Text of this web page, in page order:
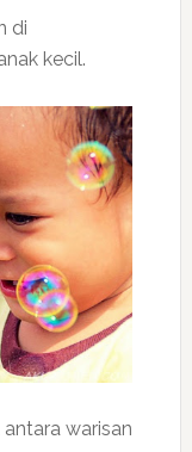
di
kecil.
warisan